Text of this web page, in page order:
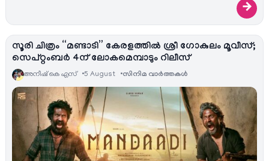
→
സൂരി ചിത്രം “മണ്ടാടി” കേരളത്തിൽ ശ്രീ ഗോകുലം മൂവീസ്;
സെപ്റ്റംബർ 4ന് ലോകമെമ്പാടും റിലീസ്
അനീഷ്‌ കെ എസ് 5 August സിനിമ വാര്‍ത്തകള്‍